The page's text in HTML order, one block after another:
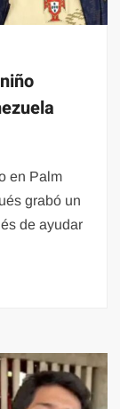
en Palm
grabó un
de ayudar